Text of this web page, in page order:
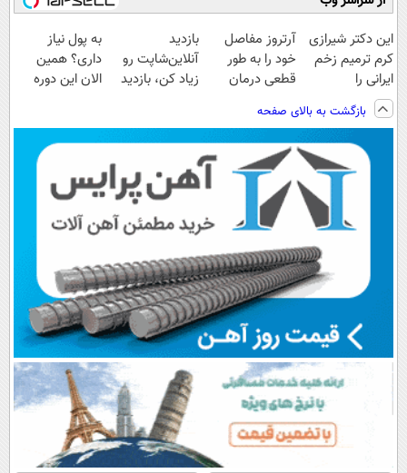
این دکتر شیرازی
کرم ترمیم زخم
ایرانی را
ساخت!!!
آرتروز مفاصل
خود را به طور
قطعی درمان
◗پرسش‌نامه◖
بازدید
آنلاین‌شاپت رو
زیاد کن، بازدید
به پول نیاز
داری؟ همین
الان این دوره
بازگشت به بالای صفحه